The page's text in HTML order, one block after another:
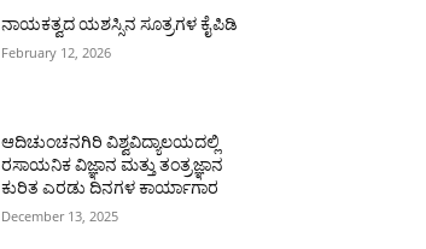
ನಾಯಕತ್ವದ ಯಶಸ್ಸಿನ ಸೂತ್ರಗಳ ಕೈಪಿಡಿ
February 12, 2026
ಆದಿಚುಂಚನಗಿರಿ ವಿಶ್ವವಿದ್ಯಾಲಯದಲ್ಲಿ
ರಸಾಯನಿಕ ವಿಜ್ಞಾನ ಮತ್ತು ತಂತ್ರಜ್ಞಾನ
ಕುರಿತ ಎರಡು ದಿನಗಳ ಕಾರ್ಯಾಗಾರ
December 13, 2025